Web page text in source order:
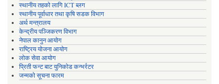
स्थानीय तहको लागि ICT ब्लग
स्थानीय पूर्वाधार तथा कृषि सडक विभाग
अर्थ मन्त्रालय
केन्द्रीय पञ्जिकरण विभाग
नेपाल कानुन आयोग
राष्ट्रिय योजना आयोग
लोक सेवा आयोग
प्रिती फन्ट बाट युनिकोड कन्भर्रटर
जन्मको सूचना फारम